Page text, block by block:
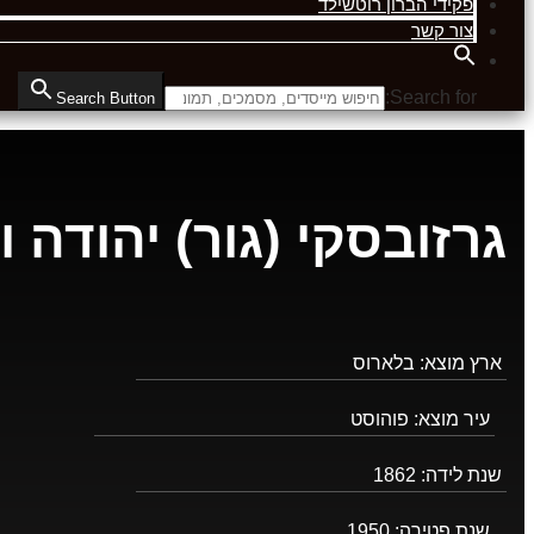
פקידי הברון רוטשילד
צור קשר
Search for:
Search Button
גרזובסקי (גור) יהודה
ארץ מוצא: בלארוס
עיר מוצא: פוהוסט
שנת לידה: 1862